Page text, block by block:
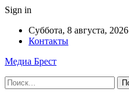
Sign in
Суббота, 8 августа, 2026
Контакты
Медиа Брест